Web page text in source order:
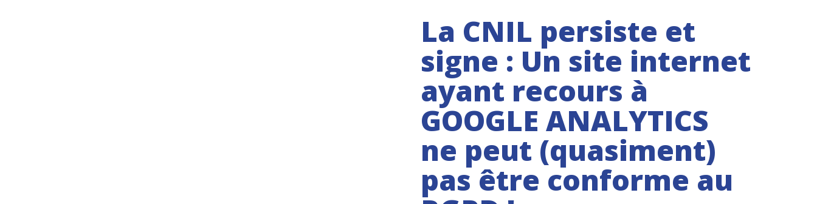
La CNIL persiste et
signe : Un site internet
ayant recours à
GOOGLE ANALYTICS
ne peut (quasiment)
pas être conforme au